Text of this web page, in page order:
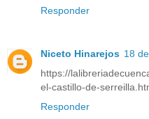
Responder
Niceto Hinarejos 18
https://
el-castillo-de-
Responder